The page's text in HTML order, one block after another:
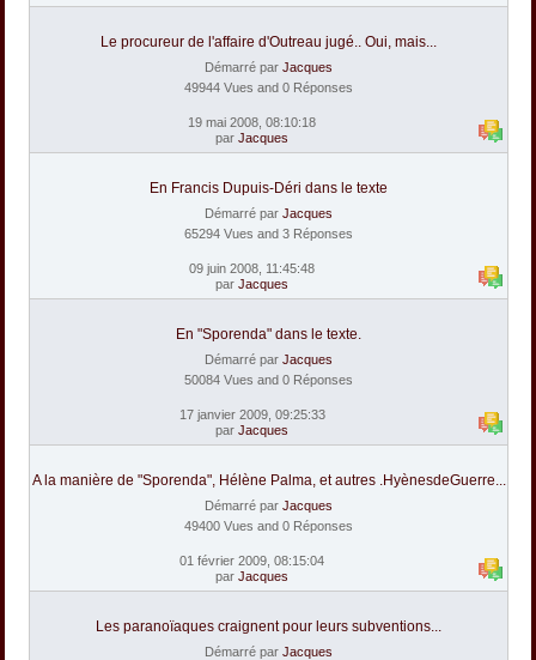
Le procureur de l'affaire d'Outreau jugé.. Oui, mais...
Démarré par Jacques
49944 Vues and 0 Réponses
19 mai 2008, 08:10:18
par Jacques
En Francis Dupuis-Déri dans le texte
Démarré par Jacques
65294 Vues and 3 Réponses
09 juin 2008, 11:45:48
par Jacques
En "Sporenda" dans le texte.
Démarré par Jacques
50084 Vues and 0 Réponses
17 janvier 2009, 09:25:33
par Jacques
A la manière de "Sporenda", Hélène Palma, et autres .HyènesdeGuerre...
Démarré par Jacques
49400 Vues and 0 Réponses
01 février 2009, 08:15:04
par Jacques
Les paranoïaques craignent pour leurs subventions...
Démarré par Jacques